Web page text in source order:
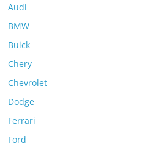
Audi
BMW
Buick
Chery
Chevrolet
Dodge
Ferrari
Ford